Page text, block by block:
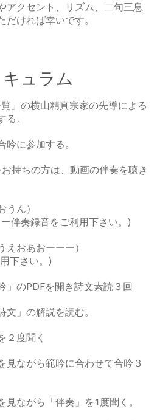
アクセント、リズム、二句三息
ければ幸いです。
ュラム
」の横山精真宗家の先導による
る。
吟に参加する。
持ちの方は、動画の伴奏を聴き
うん）
伴奏録音をご利用下さい。)
えおあおーーー）
下さい。)
」のPDFを開き詩文素読３回
文」の解説を読む。
２度聞く
見ながら範吟に合わせて合吟３
見ながら「伴奏」を1度聞く。